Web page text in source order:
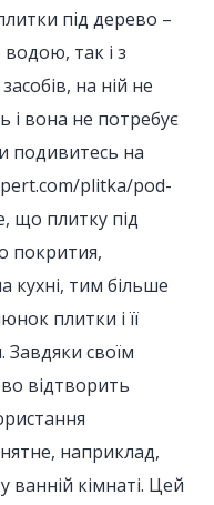
під дерево –
так і з
на ній не
і вона не потребує
подивитесь на
plitka/pod-
що плитку під
покрития,
кухні, тим більше
плитки і її
Завдяки своїм
відтворить
наприклад,
кімнаті. Цей